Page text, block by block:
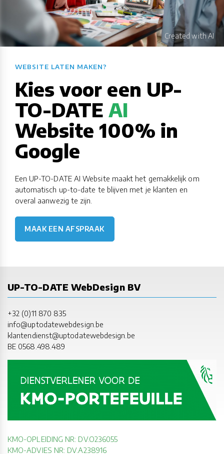
WEBSITE LATEN MAKEN?​​​​​​​​​​​​​​
Kies voor een UP-
TO-DATE AI
Website 100% in
Google
Een UP-TO-DATE AI Website maakt het gemakkelijk om
automatisch up-to-date te blijven met je klanten en
overal aanwezig te zijn.
MAAK EEN AFSPRAAK
UP-TO-DATE WebDesign BV
+32 (0)11 870 835
info@uptodatewebdesign.be
klantendienst@uptodatewebdesign.be
BE 0568.498.489
KMO-OPLEIDING NR: DV.O236055
KMO-ADVIES NR: DV.A238916